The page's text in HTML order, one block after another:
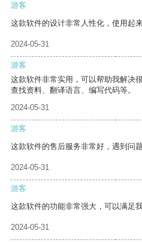
游客
这款软件的设计非常人性化，使用起来
2024-05-31
游客
这款软件非常实用，可以帮助我解决
查找资料、翻译语言、编写代码等。
2024-05-31
游客
这款软件的售后服务非常好，遇到问
2024-05-31
游客
这款软件的功能非常强大，可以满足
2024-05-31